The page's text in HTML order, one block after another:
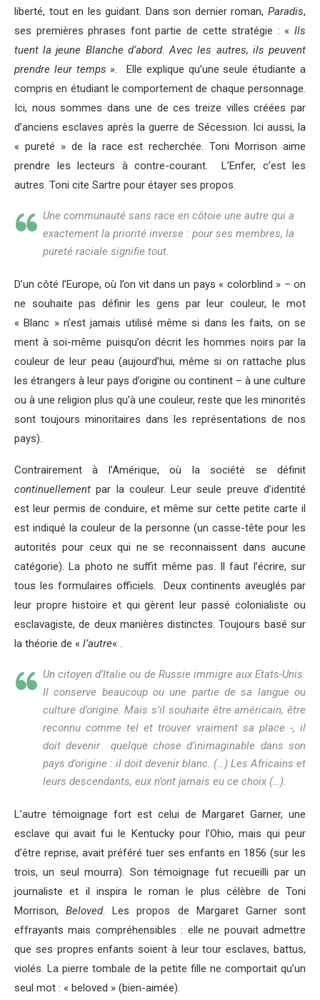
liberté, tout en les guidant. Dans son dernier roman, Paradis,
ses premières phrases font partie de cette stratégie : « Ils
tuent la jeune Blanche d’abord. Avec les autres, ils peuvent
prendre leur temps ». Elle explique qu’une seule étudiante a
compris en étudiant le comportement de chaque personnage.
Ici, nous sommes dans une de ces treize villes créées par
d’anciens esclaves après la guerre de Sécession. Ici aussi, la
« pureté » de la race est recherchée. Toni Morrison aime
prendre les lecteurs à contre-courant. L’Enfer, c’est les
autres. Toni cite Sartre pour étayer ses propos.
Une communauté sans race en côtoie une autre qui a
exactement la priorité inverse : pour ses membres, la
pureté raciale signifie tout.
D’un côté l’Europe, où l’on vit dans un pays « colorblind » – on
ne souhaite pas définir les gens par leur couleur, le mot
« Blanc » n’est jamais utilisé même si dans les faits, on se
ment à soi-même puisqu’on décrit les hommes noirs par la
couleur de leur peau (aujourd’hui, même si on rattache plus
les étrangers à leur pays d’origine ou continent – à une culture
ou à une religion plus qu’à une couleur, reste que les minorités
sont toujours minoritaires dans les représentations de nos
pays).
Contrairement à l’Amérique, où la société se définit
continuellement par la couleur. Leur seule preuve d’identité
est leur permis de conduire, et même sur cette petite carte il
est indiqué la couleur de la personne (un casse-tête pour les
autorités pour ceux qui ne se reconnaissent dans aucune
catégorie). La photo ne suffit même pas. Il faut l’écrire, sur
tous les formulaires officiels. Deux continents aveuglés par
leur propre histoire et qui gèrent leur passé colonialiste ou
esclavagiste, de deux manières distinctes. Toujours basé sur
la théorie de « l’autre« .
Un citoyen d’Italie ou de Russie immigre aux Etats-Unis.
Il conserve beaucoup ou une partie de sa langue ou
culture d’origine. Mais s’il souhaite être américain, être
reconnu comme tel et trouver vraiment sa place -, il
doit devenir quelque chose d’inimaginable dans son
pays d’origine : il doit devenir blanc. (…) Les Africains et
leurs descendants, eux n’ont jamais eu ce choix (…).
L’autre témoignage fort est celui de Margaret Garner, une
esclave qui avait fui le Kentucky pour l’Ohio, mais qui peur
d’être reprise, avait préféré tuer ses enfants en 1856 (sur les
trois, un seul mourra). Son témoignage fut recueilli par un
journaliste et il inspira le roman le plus célèbre de Toni
Morrison,Beloved. Les propos de Margaret Garner sont
effrayants mais compréhensibles : elle ne pouvait admettre
que ses propres enfants soient à leur tour esclaves, battus,
violés. La pierre tombale de la petite fille ne comportait qu’un
seul mot : « beloved » (bien-aimée).